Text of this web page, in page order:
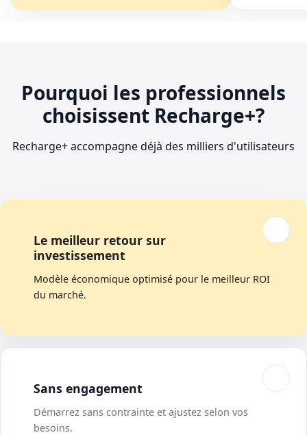
Pourquoi les professionnels
choisissent Recharge+?
Recharge+ accompagne déjà des milliers d'utilisateurs
Le meilleur retour sur
investissement
Modèle économique optimisé pour le meilleur ROI
du marché.
Sans engagement
Démarrez sans contrainte et ajustez selon vos
besoins.